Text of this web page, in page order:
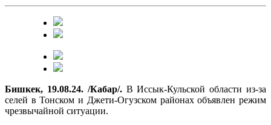
Бишкек, 19.08.24. /Кабар/.В Иссык-Кульской области из-за
селей в Тонском и Джети-Огузском районах объявлен режим
чрезвычайной ситуации.